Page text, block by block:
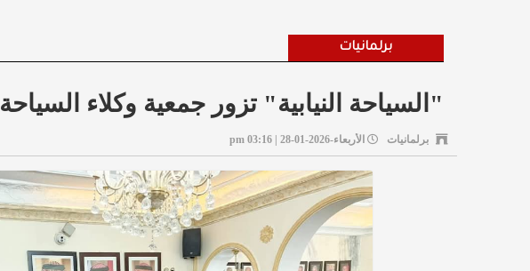
برلمانيات
"السياحة النيابية" تزور جمعية وكلاء السياحة
برلمانيات الأربعاء-2026-01-28 | 03:16 pm